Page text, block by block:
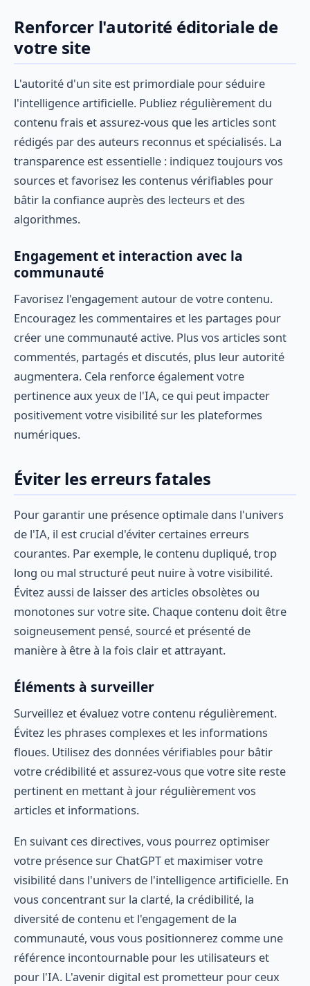
Renforcer l'autorité éditoriale de
votre site
L'autorité d'un site est primordiale pour séduire
l'intelligence artificielle. Publiez régulièrement du
contenu frais et assurez-vous que les articles sont
rédigés par des auteurs reconnus et spécialisés. La
transparence est essentielle : indiquez toujours vos
sources et favorisez les contenus vérifiables pour
bâtir la confiance auprès des lecteurs et des
algorithmes.
Engagement et interaction avec la
communauté
Favorisez l'engagement autour de votre contenu.
Encouragez les commentaires et les partages pour
créer une communauté active. Plus vos articles sont
commentés, partagés et discutés, plus leur autorité
augmentera. Cela renforce également votre
pertinence aux yeux de l'IA, ce qui peut impacter
positivement votre visibilité sur les plateformes
numériques.
Éviter les erreurs fatales
Pour garantir une présence optimale dans l'univers
de l'IA, il est crucial d'éviter certaines erreurs
courantes. Par exemple, le contenu dupliqué, trop
long ou mal structuré peut nuire à votre visibilité.
Évitez aussi de laisser des articles obsolètes ou
monotones sur votre site. Chaque contenu doit être
soigneusement pensé, sourcé et présenté de
manière à être à la fois clair et attrayant.
Éléments à surveiller
Surveillez et évaluez votre contenu régulièrement.
Évitez les phrases complexes et les informations
floues. Utilisez des données vérifiables pour bâtir
votre crédibilité et assurez-vous que votre site reste
pertinent en mettant à jour régulièrement vos
articles et informations.
En suivant ces directives, vous pourrez optimiser
votre présence sur ChatGPT et maximiser votre
visibilité dans l'univers de l'intelligence artificielle. En
vous concentrant sur la clarté, la crédibilité, la
diversité de contenu et l'engagement de la
communauté, vous vous positionnerez comme une
référence incontournable pour les utilisateurs et
pour l'IA. L'avenir digital est prometteur pour ceux